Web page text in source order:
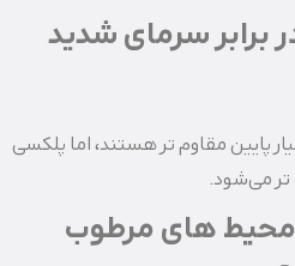
برابر سرمای شدید
پایین مقاوم‌ تر هستند، اما پلکسی
تر می‌شود.
محیط‌ های مرطوب